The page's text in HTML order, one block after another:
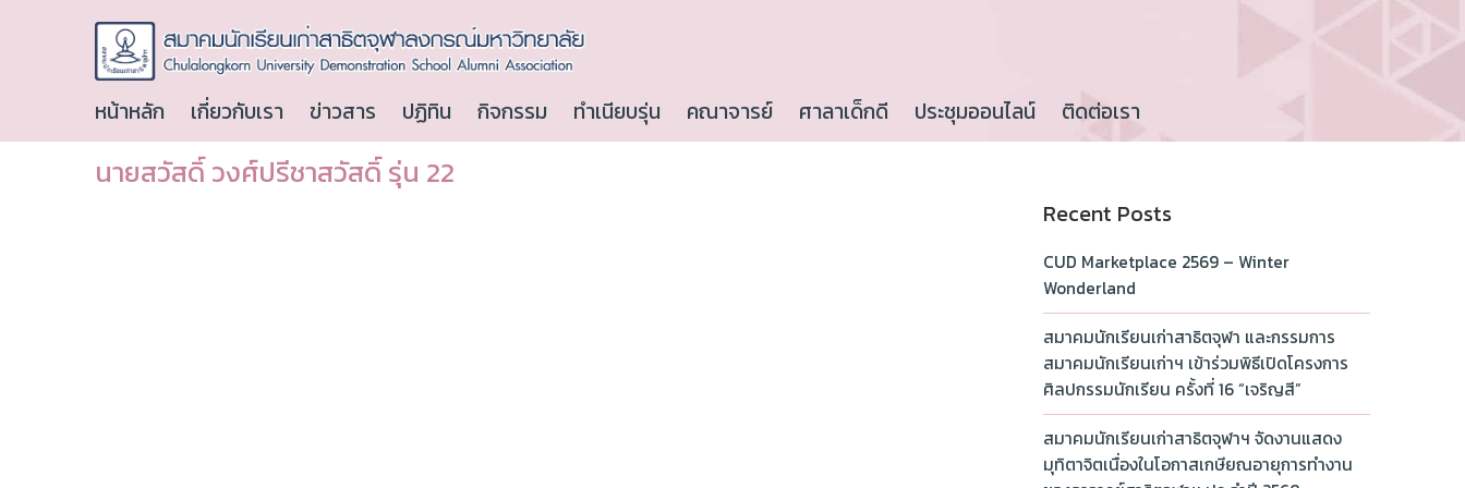
หน้าหลัก เกี่ยวกับเรา ข่าวสาร ปฏิทิน กิจกรรม ทำเนียบรุ่น คณาจารย์ ศาลาเด็กดี ประชุมออนไลน์ ติดต่อเรา
นายสวัสดิ์ วงศ์ปรีชาสวัสดิ์ รุ่น 22
Recent Posts
CUD Marketplace 2569 – Winter
Wonderland
สมาคมนักเรียนเก่าสาธิตจุฬา และกรรมการ
สมาคมนักเรียนเก่าฯ เข้าร่วมพิธีเปิดโครงการ
ศิลปกรรมนักเรียน ครั้งที่ 16 “เจริญสี”
สมาคมนักเรียนเก่าสาธิตจุฬาฯ จัดงานแสดง
มุทิตาจิตเนื่องในโอกาสเกษียณอายุการทำงาน